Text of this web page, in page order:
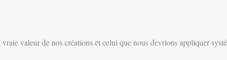
valeur de nos créations et celui que nous devrions appliquer